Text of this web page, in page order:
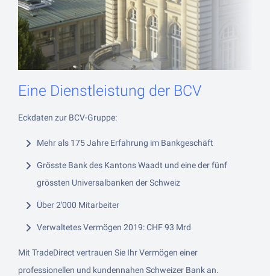
Eine Dienstleistung der BCV
Eckdaten zur BCV-Gruppe:
Mehr als 175 Jahre Erfahrung im Bankgeschäft
Grösste Bank des Kantons Waadt und eine der fünf
grössten Universalbanken der Schweiz
Über 2'000 Mitarbeiter
Verwaltetes Vermögen 2019: CHF 93 Mrd
Mit TradeDirect vertrauen Sie Ihr Vermögen einer
professionellen und kundennahen Schweizer Bank an.